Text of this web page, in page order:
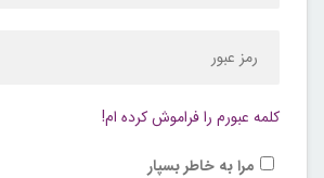
کلمه عبورم را فراموش کرده ام!
مرا به خاطر بسپار